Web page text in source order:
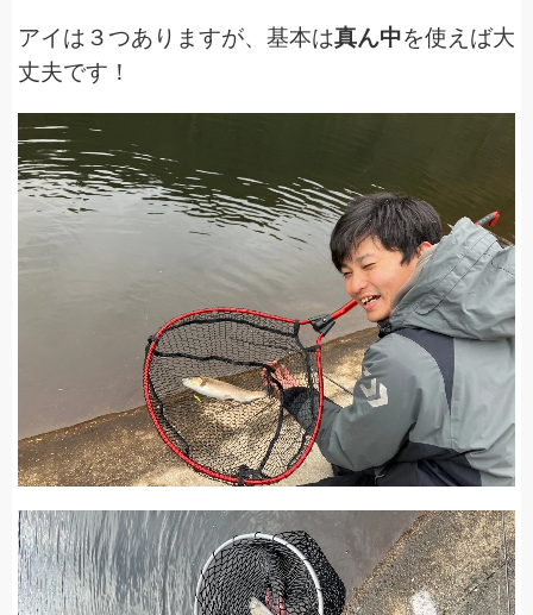
アイは３つありますが、基本は真ん中を使えば大
丈夫です！